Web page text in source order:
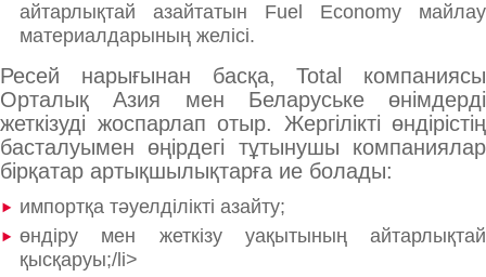
айтарлықтай азайтатын Fuel Economy майлау
материалдарының желісі.
Ресей нарығынан басқа, Total компаниясы
Орталық Азия мен Беларуське өнімдерді
жеткізуді жоспарлап отыр. Жергілікті өндірістің
басталуымен өңірдегі тұтынушы компаниялар
бірқатар артықшылықтарға ие болады:
импортқа тәуелділікті азайту;
өндіру мен жеткізу уақытының айтарлықтай
қысқаруы;/li>